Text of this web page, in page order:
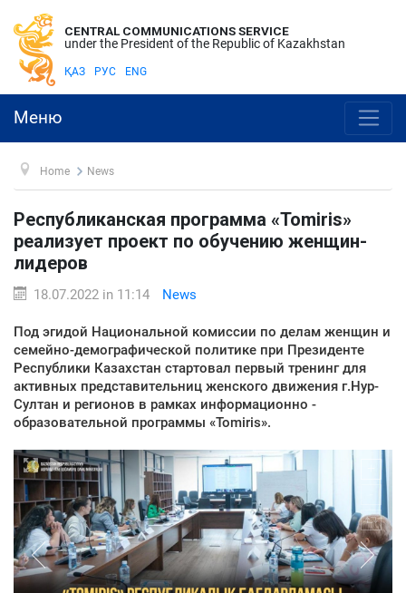
CENTRAL COMMUNICATIONS SERVICE
under the President of the Republic of Kazakhstan
ҚАЗ РУС ENG
Меню
Home News
Республиканская программа «Tomiris»
реализует проект по обучению женщин-
лидеров
18.07.2022 in 11:14 News
Под эгидой Национальной комиссии по делам женщин и
семейно-демографической политике при Президенте
Республики Казахстан стартовал первый тренинг для
активных представительниц женского движения г.Нур-
Султан и регионов в рамках информационно -
образовательной программы «Tomiris».